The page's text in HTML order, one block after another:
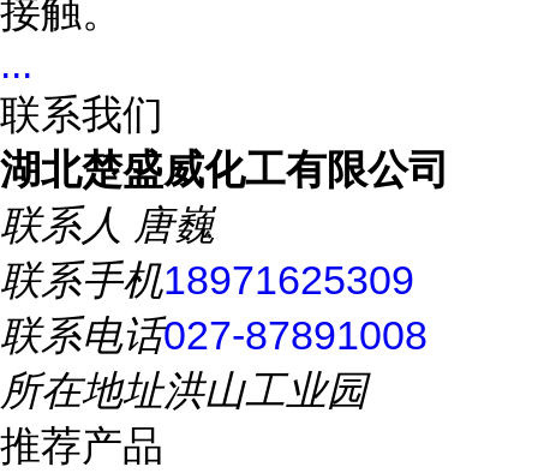
接触。
...
联系我们
湖北楚盛威化工有限公司
联系人 唐巍
联系手机18971625309
联系电话027-87891008
所在地址洪山工业园
推荐产品